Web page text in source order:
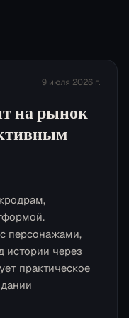
9 июля 2026 г.
на рынок
персонажами,
истории через
практическое